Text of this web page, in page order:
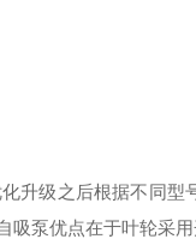
升级之后根据不同型
泵优点在于叶轮采